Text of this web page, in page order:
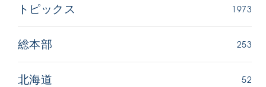
トピックス 1973
総本部 253
北海道 52